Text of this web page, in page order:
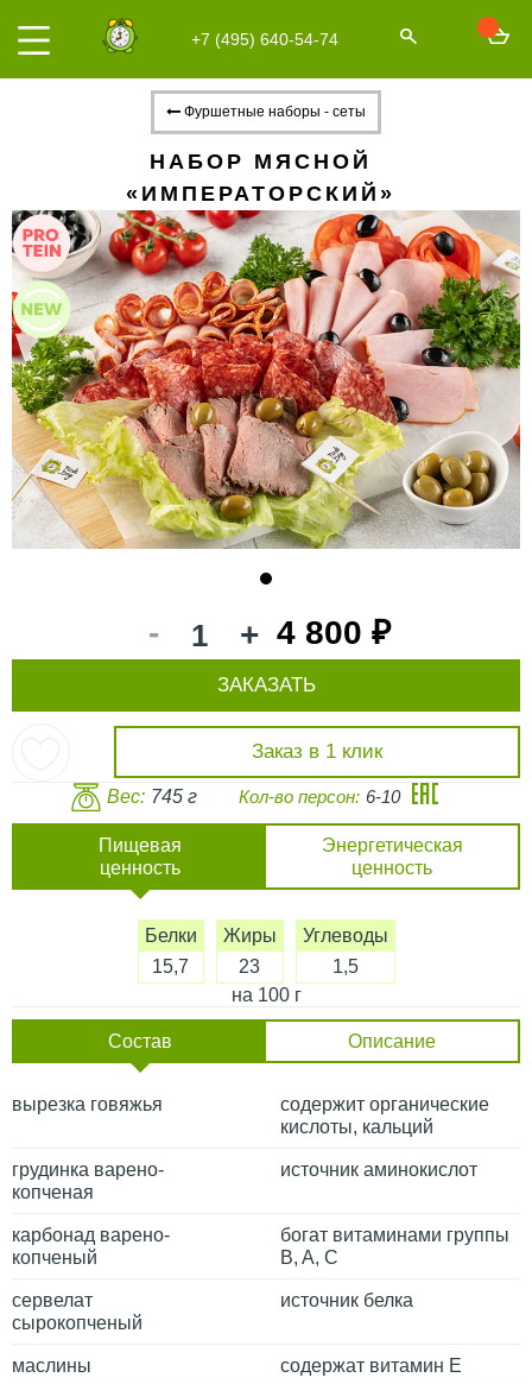
+7 (495) 640-54-74
Фуршетные наборы - сеты
НАБОР МЯСНОЙ
«ИМПЕРАТОРСКИЙ»
- + 4 800 ₽
Заказ в 1 клик
ЗАКАЗАТЬ
Вес: 745 г Кол-во персон: 6-10
Пищевая
ценность
Энергетическая
ценность
Белки
15,7
Жиры
23
Углеводы
1,5
на 100 г
Состав Описание
вырезка говяжья
содержит органические
кислоты, кальций
грудинка варено-
копченая
источник аминокислот
карбонад варено-
копченый
богат витаминами группы
B, A, C
сервелат
сырокопченый
источник белка
маслины содержат витамин Е